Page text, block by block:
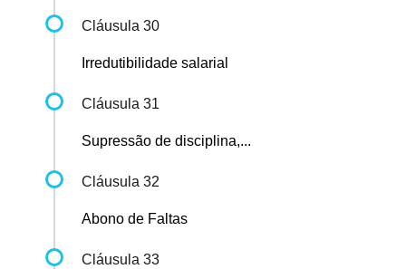
Cláusula 30
Irredutibilidade salarial
Cláusula 31
Supressão de disciplina,...
Cláusula 32
Abono de Faltas
Cláusula 33